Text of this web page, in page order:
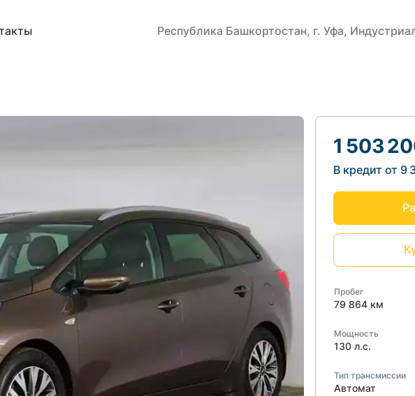
Республика Башкортостан, г. Уфа,
1 503
В кредит от 9
Пробег
79 864 км
Мощность
130 л.с.
Тип трансмиссии
Автомат